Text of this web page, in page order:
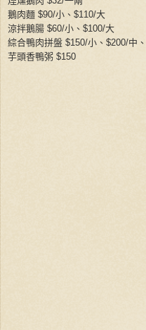
鵝肉麵 $90/小、 $110/大
涼拌鵝腸 $60/小、 $100/大
綜合鴨肉拼盤 $150/小、 $200/中、
芋頭香鴨粥 $150